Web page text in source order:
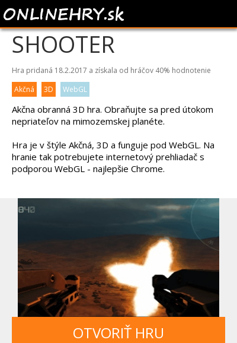
INSECT ALIEN
SHOOTER
Hra pridaná 18.2.2017 a získala od hráčov 40% hodnotenie
Akčná
3D WebGL
Akčna obranná 3D hra. Obraňujte sa pred útokom
nepriateľov na mimozemskej planéte.
Hra je v štýle Akčná, 3D a funguje pod WebGL. Na
hranie tak potrebujete internetový prehliadač s
podporou WebGL - najlepšie Chrome.
OTVORIŤ HRU